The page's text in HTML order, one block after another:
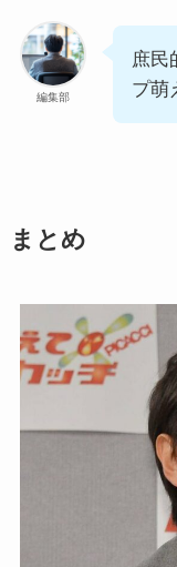
編集部
庶民
プ萌
まとめ